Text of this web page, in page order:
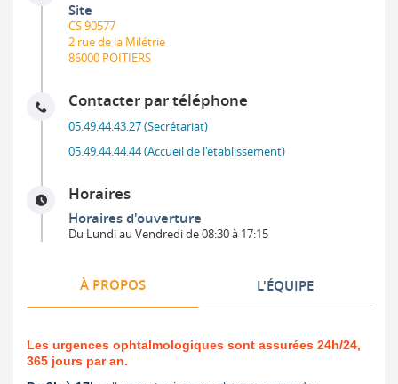
Site
CS 90577
2 rue de la Milétrie
86000 POITIERS
Contacter par téléphone
05.49.44.43.27 (Secrétariat)
05.49.44.44.44 (Accueil de l'établissement)
Horaires
Horaires d'ouverture
Du Lundi au Vendredi de 08:30 à 17:15
À PROPOS L'ÉQUIPE
Les urgences ophtalmologiques sont assurées 24h/24,
365 jours par an.